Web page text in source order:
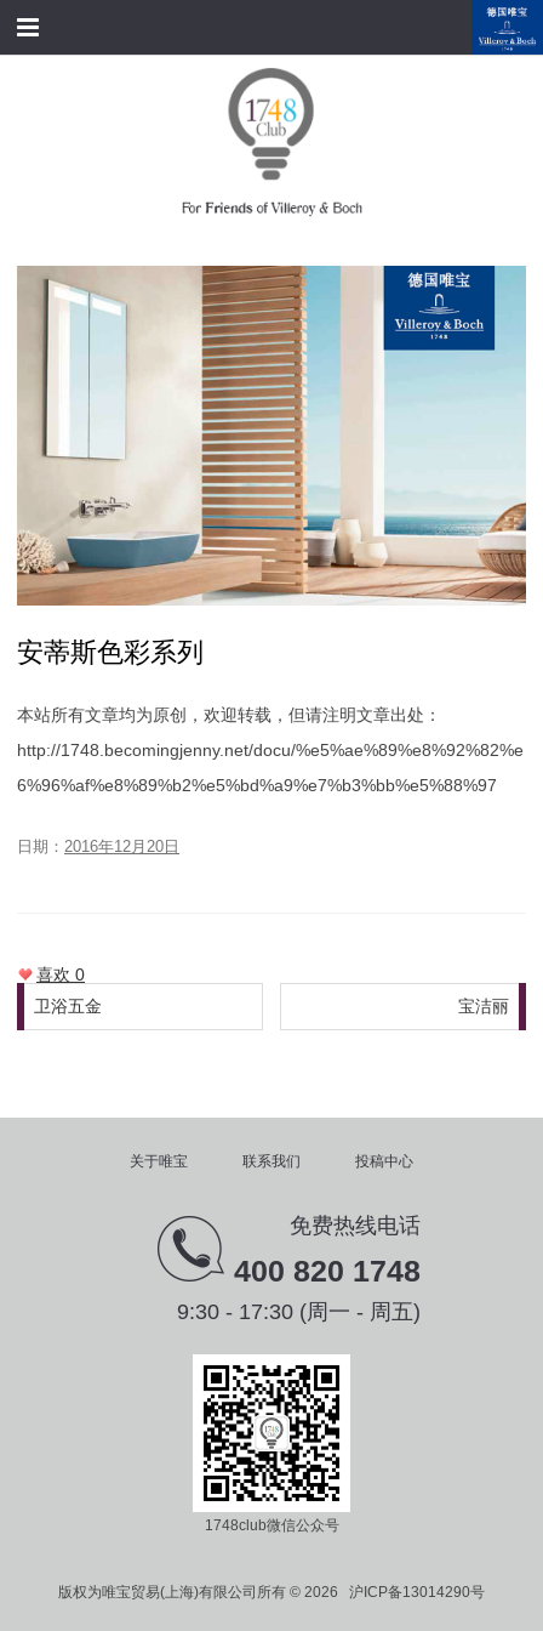
首页
经典产品
资料下载
品牌故事
会员俱乐部
会员注册/登录
附近展厅
安蒂斯色彩系列
本站所有文章均为原创，欢迎转载，但请注明文章出处：
http://1748.becomingjenny.net/docu/%e5%ae%89%e8%92%82%e
6%96%af%e8%89%b2%e5%bd%a9%e7%b3%bb%e5%88%97
日期： 2016年12月20日
喜欢 0
文章导航
卫浴五金 宝洁丽
关于唯宝 联系我们 投稿中心
免费热线电话
400 820 1748
9:30 - 17:30 (周一 - 周五)
1748club微信公众号
版权为唯宝贸易(上海)有限公司所有 © 2026 沪ICP备13014290号